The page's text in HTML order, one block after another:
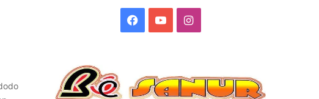
Facebook
YouTubeInstagram